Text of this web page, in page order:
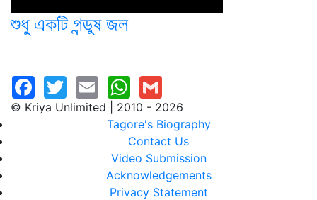
শুধু একটি গন্ডুষ জল
© Kriya Unlimited | 2010 - 2026
Tagore's Biography
Contact Us
Video Submission
Acknowledgements
Privacy Statement